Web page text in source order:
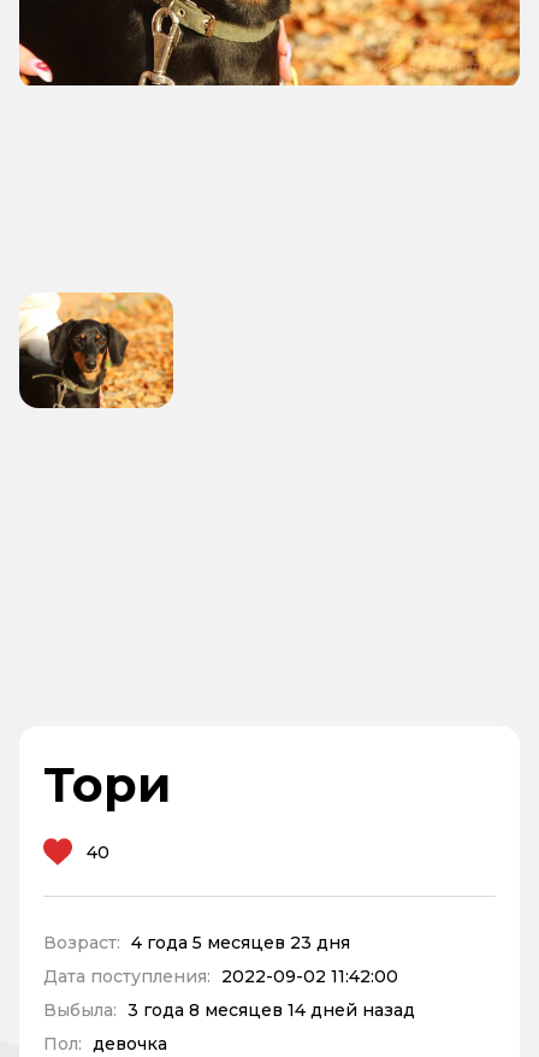
Тори
40
Возраст: 4 года 5 месяцев 23 дня
Дата поступления:
2022-09-02 11:42:00
Выбыла: 3 года 8 месяцев 14 дней назад
Пол: девочка